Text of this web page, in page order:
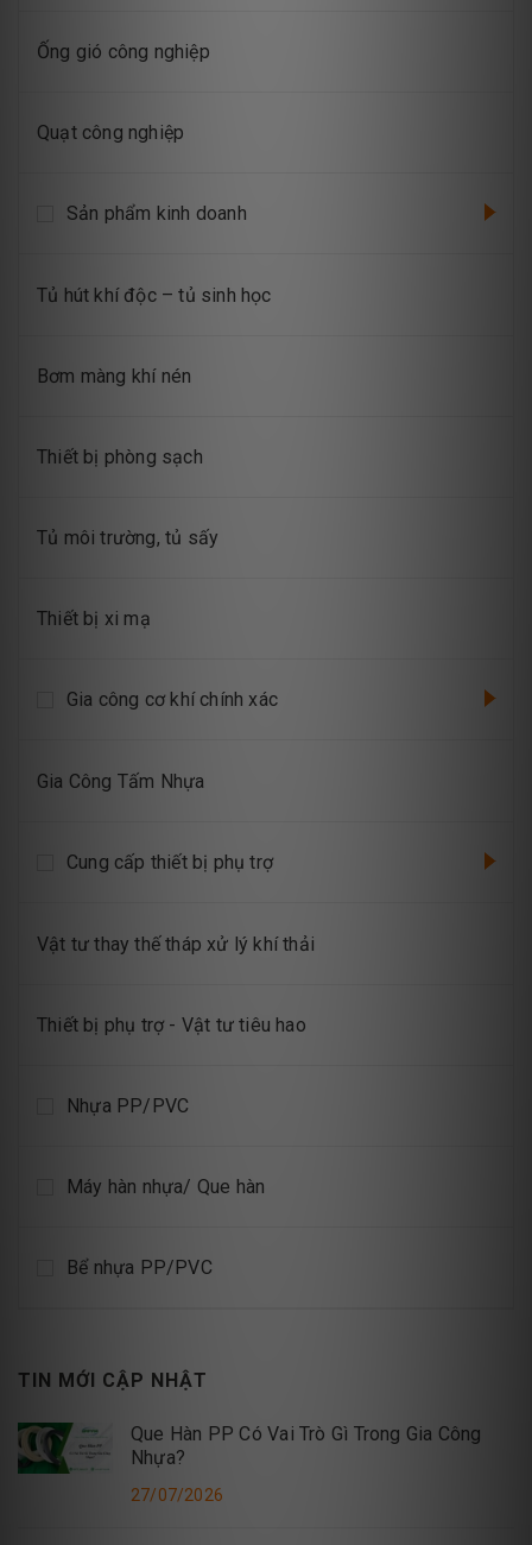
Ống gió công nghiệp
Quạt công nghiệp
Sản phẩm kinh doanh
Tủ hút khí độc – tủ sinh học
Bơm màng khí nén
Thiết bị phòng sạch
Tủ môi trường, tủ sấy
Thiết bị xi mạ
Gia công cơ khí chính xác
Gia Công Tấm Nhựa
Cung cấp thiết bị phụ trợ
Vật tư thay thế tháp xử lý khí thải
Thiết bị phụ trợ - Vật tư tiêu hao
Nhựa PP/PVC
Máy hàn nhựa/ Que hàn
Bể nhựa PP/PVC
TIN MỚI CẬP NHẬT
Que Hàn PP Có Vai Trò Gì Trong Gia Công
Nhựa?
27/07/2026